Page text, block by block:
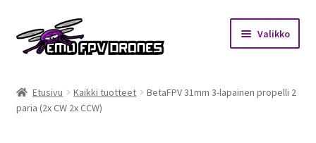
Siirry
navigointiin
Siirry
sisältöön
Valikko
Kauppa
Etusivu Kaikki tuotteet
BetaFPV 31mm 3-lapainen propelli 2
paria (2x CW 2x CCW)